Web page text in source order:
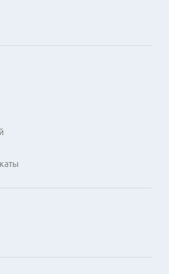
помехи, что важно для аудио- и
этих кабелей делает
для организации рабочего